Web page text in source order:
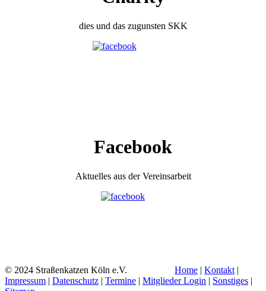
dies und das zugunsten SKK
Facebook
Aktuelles aus der Vereinsarbeit
© 2024 Straßenkatzen Köln e.V. Home | Kontakt |
Impressum | Datenschutz | Termine | Mitglieder Login | Sonstiges |